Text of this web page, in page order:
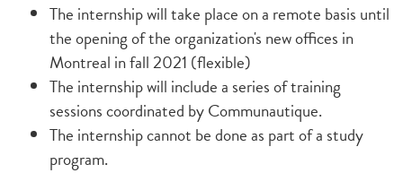
The internship will take place on a remote basis until
the opening of the organization's new offices in
Montreal in fall 2021 (flexible)
The internship will include a series of training
sessions coordinated by Communautique.
The internship cannot be done as part of a study
program.